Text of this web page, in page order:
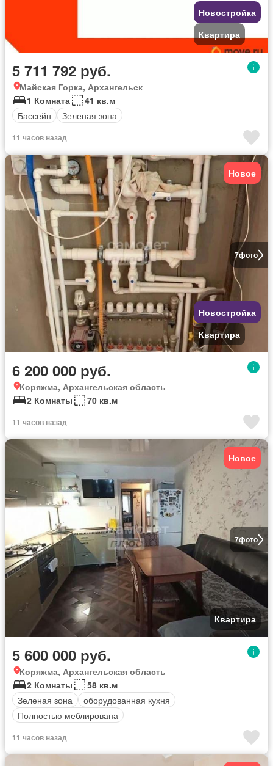
Новостройка
Квартира
5 711 792 руб.
Майская Горка, Архангельск
1 Комната
41 кв.м
Бассейн
Зеленая зона
11 часов назад
7фото
Новое
Новостройка
Квартира
6 200 000 руб.
Коряжма, Архангельская область
2 Комнаты
70 кв.м
11 часов назад
7фото
Новое
Квартира
5 600 000 руб.
Коряжма, Архангельская область
2 Комнаты
58 кв.м
Зеленая зона
оборудованная кухня
Полностью меблирована
11 часов назад